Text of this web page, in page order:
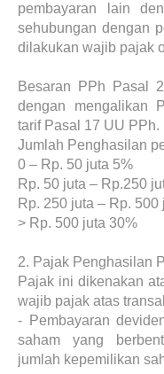
pembayaran lain
sehubungan dengan
dilakukan wajib pajak
Besaran PPh Pasal
dengan mengalikan
tarif Pasal 17 UU PPh.
Jumlah Penghasilan
0 – Rp. 50 juta 5%
Rp. 50 juta – Rp.250
Rp. 250 juta – Rp. 500
> Rp. 500 juta 30%
2. Pajak Penghasilan
Pajak ini dikenakan
wajib pajak atas
-
Pembayaran
saham yang
jumlah kepemilikan